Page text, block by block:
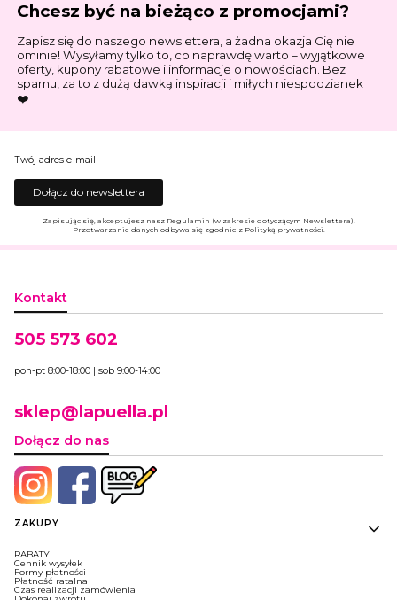
Chcesz być na bieżąco z promocjami?
Zapisz się do naszego newslettera, a żadna okazja Cię nie
ominie! Wysyłamy tylko to, co naprawdę warto – wyjątkowe
oferty, kupony rabatowe i informacje o nowościach. Bez
spamu, za to z dużą dawką inspiracji i miłych niespodzianek
❤️
Twój adres e-mail
Dołącz do newslettera
Zapisując się, akceptujesz nasz Regulamin (w zakresie dotyczącym Newslettera).
Przetwarzanie danych odbywa się zgodnie z Polityką prywatności.
Kontakt
505 573 602
pon-pt 8:00-18:00 | sob 9:00-14:00
sklep@lapuella.pl
Dołącz do nas
Linki w stopce
ZAKUPY
RABATY
Cennik wysyłek
Formy płatności
Płatność ratalna
Czas realizacji zamówienia